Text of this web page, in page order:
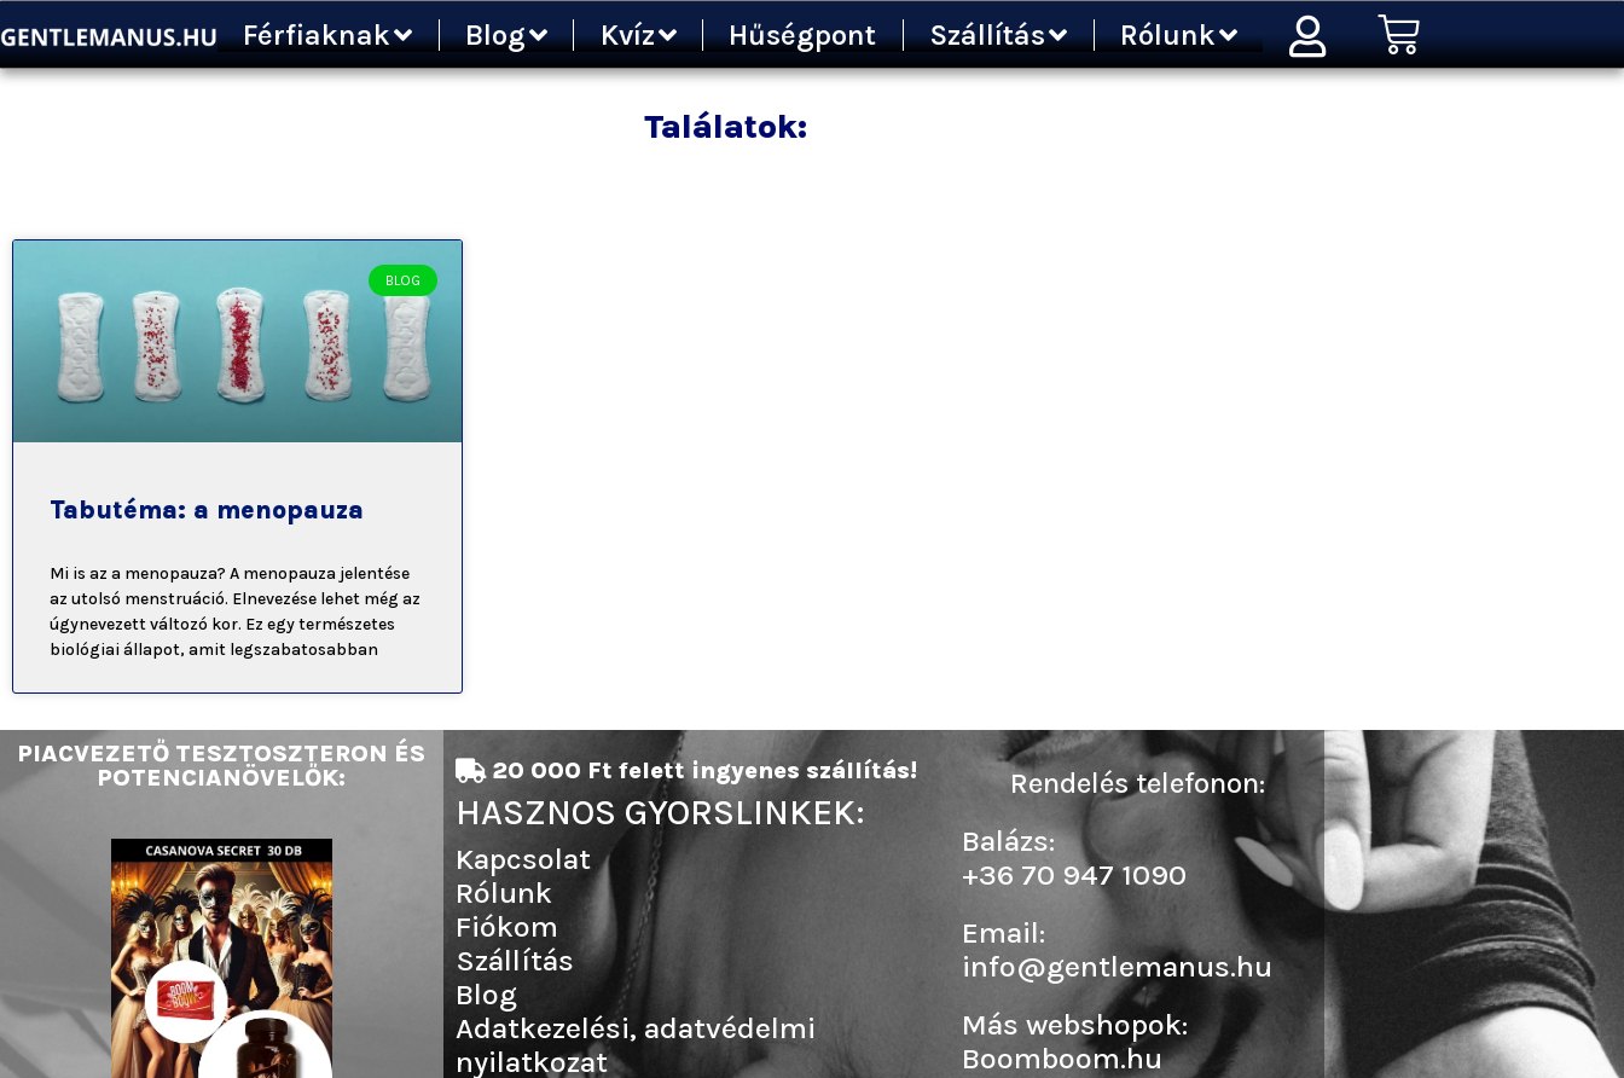
a
tartalomra
Férfiaknak Blog Kvíz Hűségpont Szállítás Rólunk Kosár
Találatok:
BLOG
Tabutéma: a menopauza
Mi is az a menopauza? A menopauza jelentése
az utolsó menstruáció. Elnevezése lehet még az
úgynevezett változó kor. Ez egy természetes
biológiai állapot, amit legszabatosabban
PIACVEZETŐ TESZTOSZTERON ÉS
POTENCIANÖVELŐK:
20 000 Ft felett ingyenes szállítás!
HASZNOS GYORSLINKEK:
Kapcsolat
Rólunk
Fiókom
Szállítás
Blog
Adatkezelési, adatvédelmi
nyilatkozat
Rendelés telefonon:
Balázs:
+36 70 947 1090
Email:
info@gentlemanus.hu
Más webshopok:
Boomboom.hu